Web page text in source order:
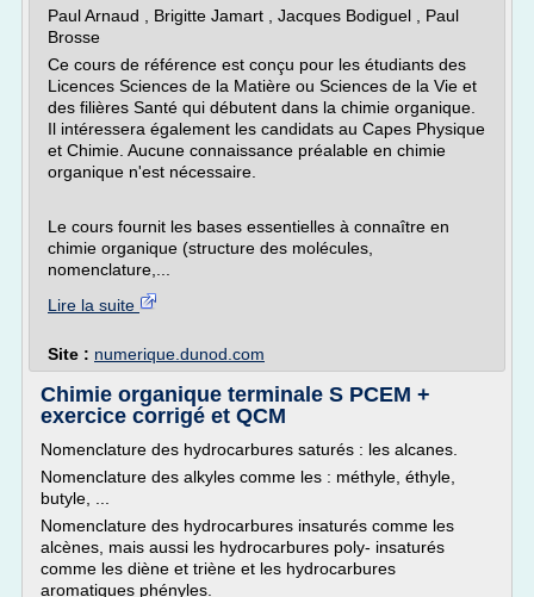
Paul Arnaud , Brigitte Jamart , Jacques Bodiguel , Paul
Brosse
Ce cours de référence est conçu pour les étudiants des
Licences Sciences de la Matière ou Sciences de la Vie et
des filières Santé qui débutent dans la chimie organique.
Il intéressera également les candidats au Capes Physique
et Chimie. Aucune connaissance préalable en chimie
organique n'est nécessaire.
Le cours fournit les bases essentielles à connaître en
chimie organique (structure des molécules,
nomenclature,...
Lire la suite
Site : numerique.dunod.com
Chimie organique terminale S PCEM +
exercice corrigé et QCM
Nomenclature des hydrocarbures saturés : les alcanes.
Nomenclature des alkyles comme les : méthyle, éthyle,
butyle, ...
Nomenclature des hydrocarbures insaturés comme les
alcènes, mais aussi les hydrocarbures poly- insaturés
comme les diène et triène et les hydrocarbures
aromatiques phényles.